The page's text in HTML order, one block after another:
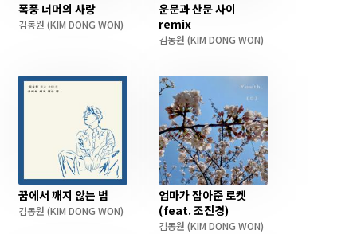
폭풍 너머의 사랑
김동원 (KIM DONG WON)
운문과 산문 사이
remix
김동원 (KIM DONG WON)
꿈에서 깨지 않는 법
김동원 (KIM DONG WON)
엄마가 잡아준 로켓
(feat. 조진경)
김동원 (KIM DONG WON)